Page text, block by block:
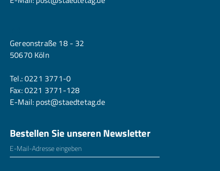
Gereonstraße 18 - 32
50670 Köln
Tel.:0221 3771-0
Fax: 0221 3771-128
E-Mail: post@staedtetag.de
Bestellen Sie unseren Newsletter
E-Mailadresse